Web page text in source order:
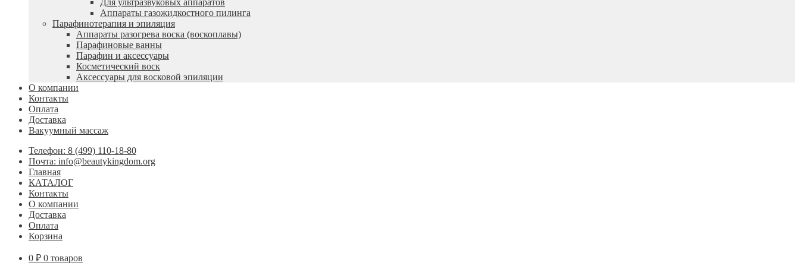
Для ультразвуковых аппаратов
Аппараты газожидкостного пилинга
Парафинотерапия и эпиляция
Аппараты разогрева воска (воскоплавы)
Парафиновые ванны
Парафин и аксессуары
Косметический воск
Аксессуары для восковой эпиляции
О компании
Контакты
Оплата
Доставка
Вакуумный массаж
Телефон: 8 (499) 110-18-80
Почта: info@beautykingdom.org
Главная
КАТАЛОГ
Контакты
О компании
Доставка
Оплата
Корзина
0 ₽ 0 товаров